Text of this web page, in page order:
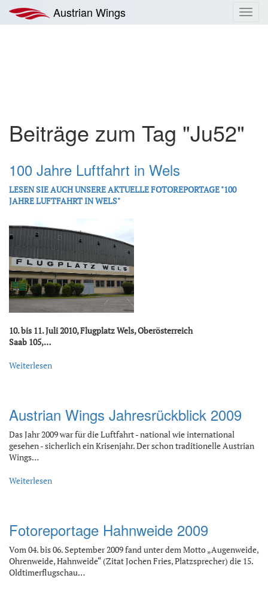
Inhalt
springen
Austrian Wings
Beiträge zum Tag "Ju52"
100 Jahre Luftfahrt in Wels
LESEN SIE AUCH UNSERE AKTUELLE FOTOREPORTAGE "100
JAHRE LUFTFAHRT IN WELS"
10. bis 11. Juli 2010, Flugplatz Wels, Oberösterreich
Saab 105,…
Weiterlesen
Austrian Wings Jahresrückblick 2009
Das Jahr 2009 war für die Luftfahrt - national wie international
gesehen - sicherlich ein Krisenjahr. Der schon traditionelle Austrian
Wings…
Weiterlesen
Fotoreportage Hahnweide 2009
Vom 04. bis 06. September 2009 fand unter dem Motto „Augenweide,
Ohrenweide, Hahnweide“ (Zitat Jochen Fries, Platzsprecher) die 15.
Oldtimerflugschau…